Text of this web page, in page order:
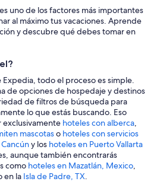
uno de los factores más importantes
al máximo tus vacaciones. Aprende
y descubre qué debes tomar en
Expedia, todo el proceso es simple.
de opciones de hospedaje y destinos
de filtros de búsqueda para
lo que estás buscando. Eso
exclusivamente hoteles con alberca,
mascotaso hoteles con servicios
y los hoteles en Puerto Vallarta
aunque también encontrarás
como hoteles en Mazatlán, Mexico,
en la Isla de Padre, TX.